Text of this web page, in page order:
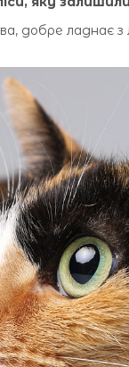
добре ладнає